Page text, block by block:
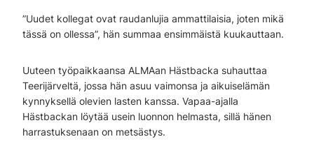
”Uudet kollegat ovat raudanlujia ammattilaisia, joten mikä
tässä on ollessa”, hän summaa ensimmäistä kuukauttaan.
Uuteen työpaikkaansa ALMAan Hästbacka suhauttaa
Teerijärveltä, jossa hän asuu vaimonsa ja aikuiselämän
kynnyksellä olevien lasten kanssa. Vapaa-ajalla
Hästbackan löytää usein luonnon helmasta, sillä hänen
harrastuksenaan on metsästys.